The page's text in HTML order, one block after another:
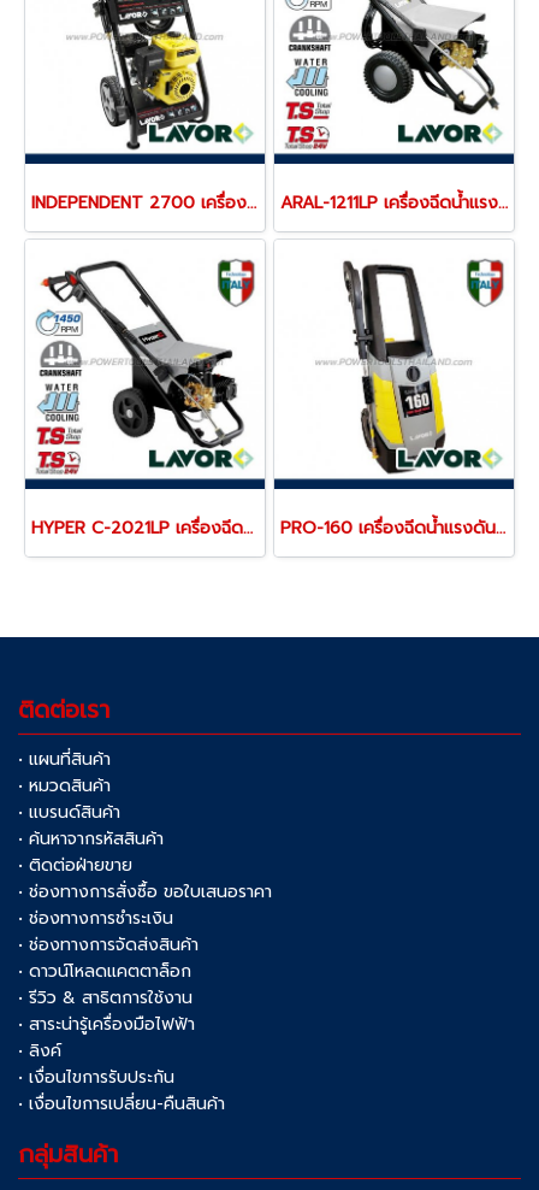
INDEPENDENT 2700 เครื่องฉีดน้ำแรงดันสูง 200 บาร์ ARAL-1211LP เครื่องฉีดน้ำแรงดันสูง 30-125 บาร์ (น้ำเย็น)
HYPER C-2021LP เครื่องฉีดน้ำแรงดันสูง 200 (น้ำเย็น) PRO-160 เครื่องฉีดน้ำแรงดันสูง 160 บาร์
ติดต่อเรา
• แผนที่สินค้า
• หมวดสินค้า
• แบรนด์สินค้า
• ค้นหาจากรหัสสินค้า
• ติดต่อฝ่ายขาย
• ช่องทางการสั่งซื้อ ขอใบเสนอราคา
• ช่องทางการชำระเงิน
• ช่องทางการจัดส่งสินค้า
• ดาวน์โหลดแคตตาล็อก
• รีวิว & สาธิตการใช้งาน
• สาระน่ารู้เครื่องมือไฟฟ้า
• ลิงค์
• เงื่อนไขการรับประกัน
• เงื่อนไขการเปลี่ยน-คืนสินค้า
กลุ่มสินค้า